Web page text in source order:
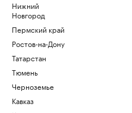
Нижний
Новгород
Пермский край
Ростов-на-Дону
Татарстан
Тюмень
Черноземье
Кавказ